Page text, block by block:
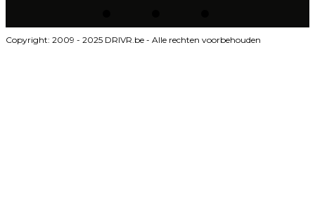
Copyright: 2009 - 2025 DRIVR.be - Alle rechten voorbehouden